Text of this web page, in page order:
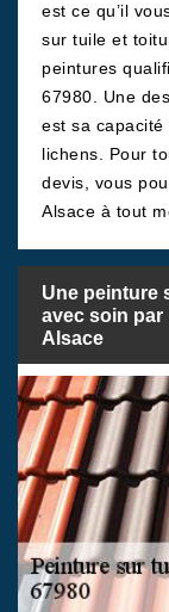
est ce qu’il
sur tuile et
peintures
67980. Une
est sa
lichens. Pour
devis, vous
Alsace à tout
Une peinture
avec soin par
Alsace